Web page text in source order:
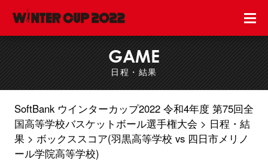
GAME
日程・結果
SoftBank ウインターカップ2022 令和4年度 第75回全
国高等学校バスケットボール選手権大会
日程・結
果
ボックススコア(羽黒高等学校 vs 四日市メリノ
ール学院高等学校)